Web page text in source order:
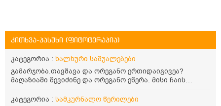
კითხვა-პასუხი (ფიტოტერაპია)
კატეგორია : ხალხური საშუალებები
გამარჯობა.თავშავა და ორეგანო ერთიდაიგივეა?
მაღაზიაში შევიძინე და ორეგანო ეწერა. მისი ჩაის
დალევის წესი მაინტერესებს.რისთვის არის კარგი?
წავიკითხე რომ: 1 ჭიქა თბილ წყალში ჩავყაროთ 1 ჩაის
კატეგორია : სამკურნალო წერილები